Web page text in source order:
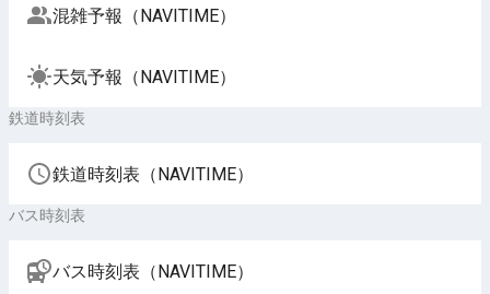
混雑予報（NAVITIME）
天気予報（NAVITIME）
鉄道時刻表
鉄道時刻表（NAVITIME）
バス時刻表
バス時刻表（NAVITIME）